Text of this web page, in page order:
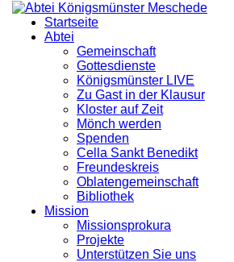
Startseite
Abtei
Gemeinschaft
Gottesdienste
Königsmünster LIVE
Zu Gast in der Klausur
Kloster auf Zeit
Mönch werden
Spenden
Cella Sankt Benedikt
Freundeskreis
Oblatengemeinschaft
Bibliothek
Mission
Missionsprokura
Projekte
Unterstützen Sie uns